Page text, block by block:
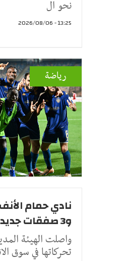
نحو ال
13:25 - 2026/08/06
رياضة
نادي حمام
و3 صفقات جديدة تعزز كتيبة "الهمهاما"
واصلت الهيئة
تحركاتها في سوق